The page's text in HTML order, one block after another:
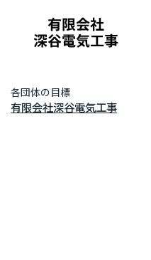
各団体の目標
有限会社深谷電気工事